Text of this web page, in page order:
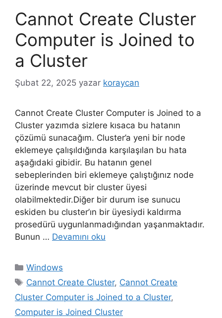
Cannot Create Cluster
Computer is Joined to
a Cluster
Şubat 22, 2025 yazar koraycan
Cannot Create Cluster Computer is Joined to a
Cluster yazımda sizlere kısaca bu hatanın
çözümü sunacağım. Cluster’a yeni bir node
eklemeye çalışıldığında karşılaşılan bu hata
aşağıdaki gibidir. Bu hatanın genel
sebeplerinden biri eklemeye çalıştığınız node
üzerinde mevcut bir cluster üyesi
olabilmektedir.Diğer bir durum ise sunucu
eskiden bu cluster’ın bir üyesiydi kaldırma
prosedürü uygunlanmadığından yaşanmaktadır.
Bunun … Devamını oku
Kategoriler
Windows
Etiketler
Cannot Create Cluster, Cannot Create
Cluster Computer is Joined to a Cluster,
Computer is Joined Cluster